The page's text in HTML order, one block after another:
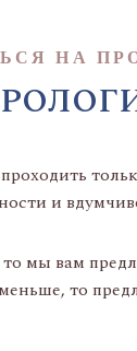
НА
и
то мы вам
то